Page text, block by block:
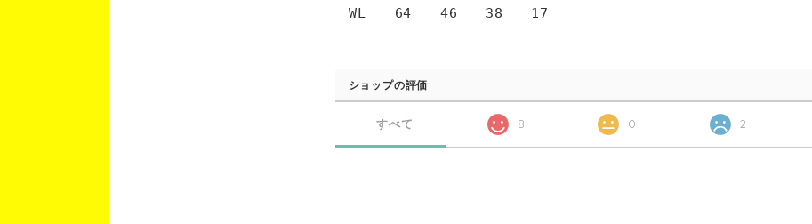
WL 64 46 38 17
ショップの評価
すべて 8 0 2